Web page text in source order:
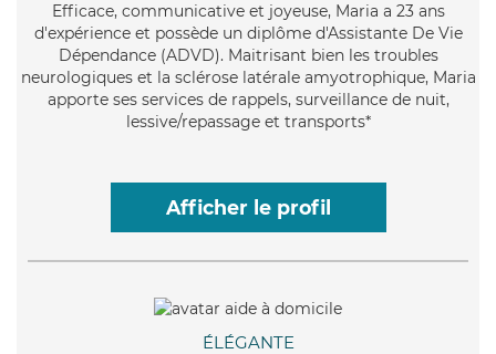
Efficace, communicative et joyeuse, Maria a 23 ans
d'expérience et possède un diplôme d'Assistante De Vie
Dépendance (ADVD). Maitrisant bien les troubles
neurologiques et la sclérose latérale amyotrophique, Maria
apporte ses services de rappels, surveillance de nuit,
lessive/repassage et transports*
Afficher le profil
ÉLÉGANTE